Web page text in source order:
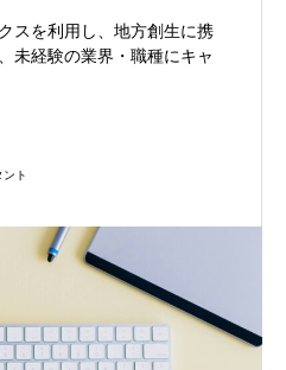
スを利用し、地方創生に携
未経験の業界・職種にキャ
ント